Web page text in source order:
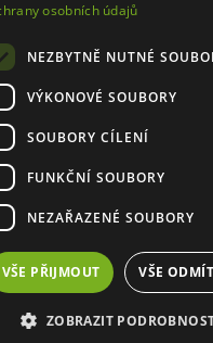
Upravit sběr cookies.
| Tepelná technika Greeneco
osobních údajů
NEZBYTNĚ NUTNÉ
VÝKONOVÉ SOUBORY
SOUBORY CÍLENÍ
FUNKČNÍ SOUBORY
NEZAŘAZENÉ SOUBORY
VŠE PŘIJMOUT VŠE
ZOBRAZIT